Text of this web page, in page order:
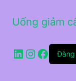
Uống giảm
LinkedInĐăng